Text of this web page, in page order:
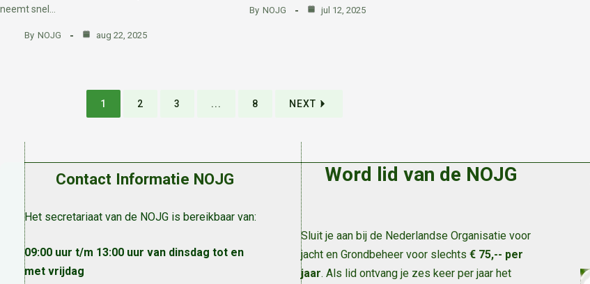
neemt snel…
By NOJG aug 22, 2025
By NOJG jul 12, 2025
1 2 3 ... 8 NEXT
Contact Informatie NOJG
Het secretariaat van de NOJG is bereikbaar van:
09:00 uur t/m 13:00 uur van dinsdag tot en
met vrijdag
Word lid van de NOJG
Sluit je aan bij de Nederlandse Organisatie voor
jacht en Grondbeheer voor slechts € 75,-- per
jaar. Als lid ontvang je zes keer per jaar het